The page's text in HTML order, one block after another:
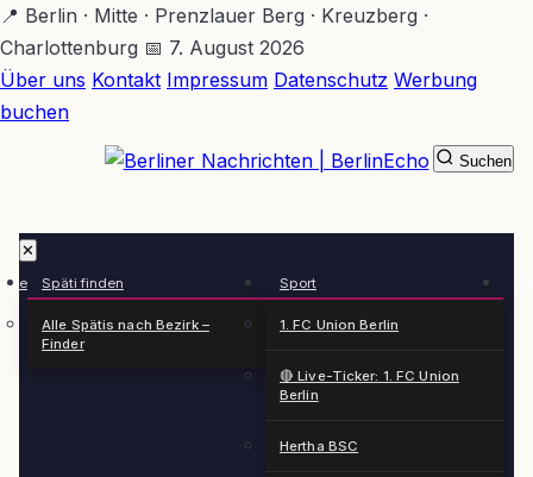
Zum
Hauptinhalt
springen
📍 Berlin · Mitte · Prenzlauer Berg · Kreuzberg ·
Charlottenburg 📅 7. August 2026
Über uns Kontakt Impressum Datenschutz Werbung
buchen
✕
Späti finden
Alle Spätis nach Bezirk –
Finder
Sport
1. FC Union Berlin
🔴 Live-Ticker: 1. FC Union
Berlin
Hertha BSC
Suchen